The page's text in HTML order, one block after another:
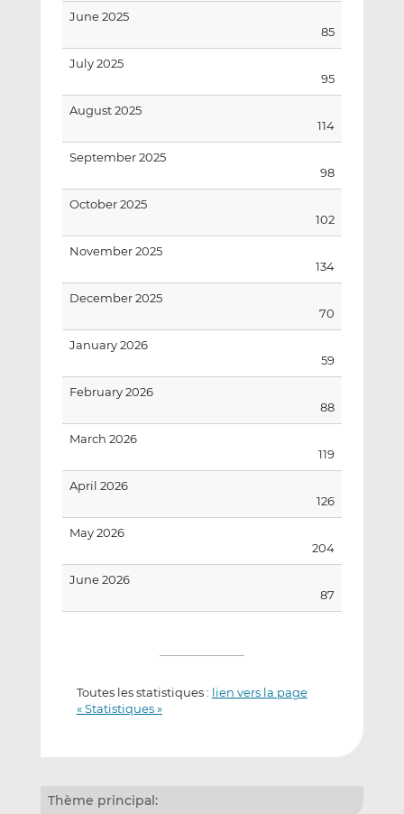
June 2025
85
July 2025
95
August 2025
114
September 2025
98
October 2025
102
November 2025
134
December 2025
70
January 2026
59
February 2026
88
March 2026
119
April 2026
126
May 2026
204
June 2026
87
Toutes les statistiques : lien vers la page
« Statistiques »
Thème principal: